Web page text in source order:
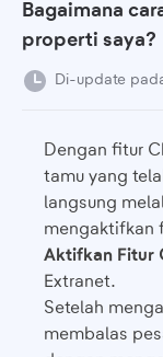
Bagaimana
properti saya?
Di-update
Dengan fitur
tamu yang
langsung
mengaktifkan
Aktifkan Fitur
Extranet.
Setelah
membalas